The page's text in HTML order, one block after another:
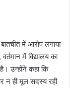
में आरोप लगाया
में विद्यालय का
उन्होंने कहा कि
न ही मूल सदस्य रही